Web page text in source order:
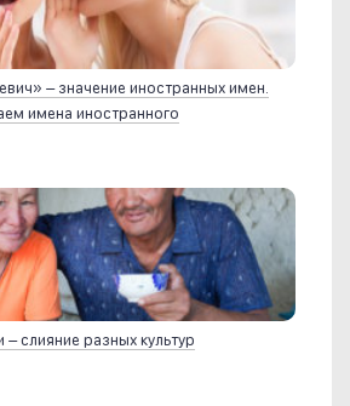
– значение иностранных имен.
имена иностранного
слияние разных культур